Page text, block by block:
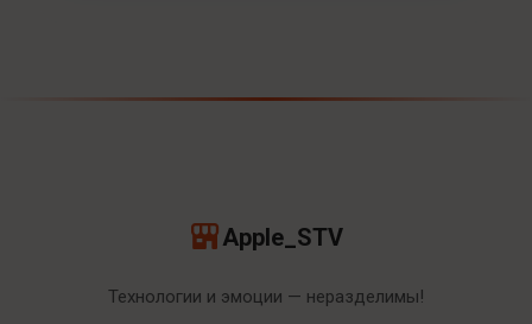
Apple_STV
Технологии и эмоции — неразделимы!